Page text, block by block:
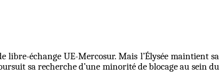
échange UE-Mercosur. Mais l’Élysée maintient sa
sa recherche d’une minorité de blocage au sein du